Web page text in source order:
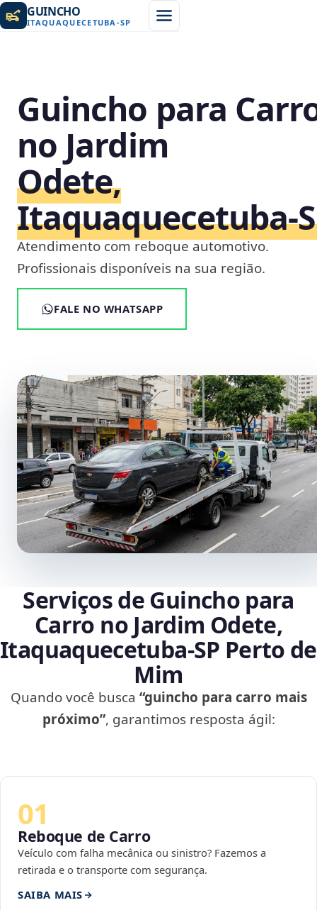
GUINCHO
ITAQUAQUECETUBA -SP
Guincho para
no Jardim
Odete,
Atendimento com reboque automotivo.
Profissionais disponíveis na sua região.
FALE NO WHATSAPP
Serviços de Guincho para
Carro no Jardim Odete,
Itaquaquecetuba‑SP Perto de
Mim
Quando você busca “guincho para carro mais
próximo”, garantimos resposta ágil:
01
Reboque de Carro
Veículo com falha mecânica ou sinistro? Fazemos a
retirada e o transporte com segurança.
SAIBA MAIS